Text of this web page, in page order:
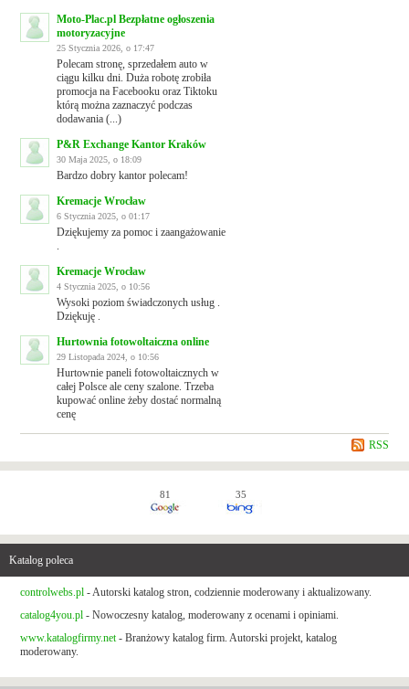
Moto-Plac.pl Bezpłatne ogłoszenia
motoryzacyjne
25 Stycznia 2026, o 17:47
Polecam stronę, sprzedałem auto w
ciągu kilku dni. Duża robotę zrobiła
promocja na Facebooku oraz Tiktoku
którą można zaznaczyć podczas
dodawania (...)
P&R Exchange Kantor Kraków
30 Maja 2025, o 18:09
Bardzo dobry kantor polecam!
Kremacje Wrocław
6 Stycznia 2025, o 01:17
Dziękujemy za pomoc i zaangażowanie
Kremacje Wrocław
4 Stycznia 2025, o 10:56
Wysoki poziom świadczonych usług .
Dziękuję .
Hurtownia fotowoltaiczna online
29 Listopada 2024, o 10:56
Hurtownie paneli fotowoltaicznych w
całej Polsce ale ceny szalone. Trzeba
kupować online żeby dostać normalną
cenę
RSS
81 35
Katalog poleca
controlwebs.pl - Autorski katalog stron, codziennie moderowany i aktualizowany.
catalog4you.pl - Nowoczesny katalog, moderowany z ocenami i opiniami.
www.katalogfirmy.net - Branżowy katalog firm. Autorski projekt, katalog
moderowany.